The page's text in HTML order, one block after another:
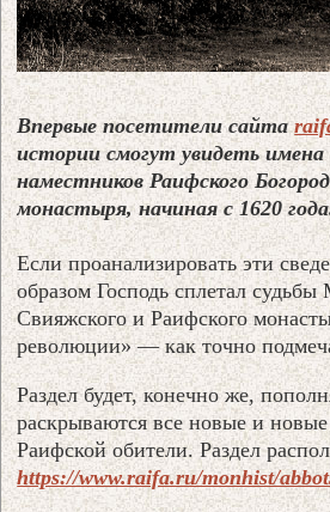
Впервые посетители сайта
истории смогут увидеть имена
наместников Раифского
монастыря, начиная с 1620
Если проанализировать эти
образом Господь сплетал судьбы
Свияжского и Раифского
революции» — как точно
Раздел будет, конечно же,
раскрываются все новые и
Раифской обители. Раздел
https://www.raifa.ru/monhist/